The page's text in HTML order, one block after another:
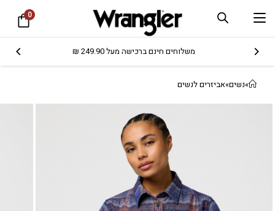
0
משלוחים חינם ברכישה מעל 249.90 ₪
»נשים»אביזרים לנשים